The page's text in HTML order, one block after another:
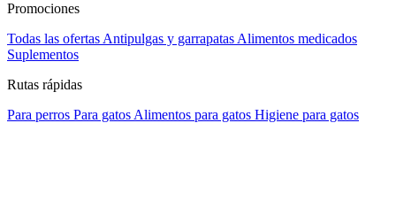
Promociones
Todas las ofertas Antipulgas y garrapatas Alimentos medicados
Suplementos
Rutas rápidas
Para perros Para gatos Alimentos para gatos Higiene para gatos